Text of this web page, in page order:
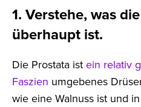
1. Verstehe, was
überhaupt ist.
Die Prostata ist ein relativ
Faszien umgebenes
wie eine Walnuss ist und